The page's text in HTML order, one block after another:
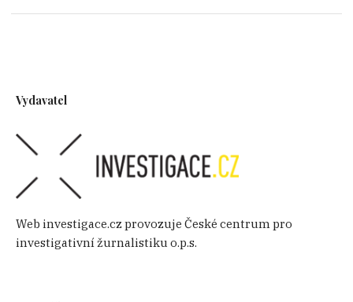
Vydavatel
Web investigace.cz provozuje České centrum pro
investigativní žurnalistiku o.p.s.